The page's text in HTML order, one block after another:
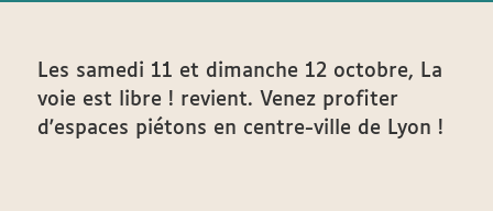
Les samedi 11 et dimanche 12 octobre, La
voie est libre ! revient. Venez profiter
d'espaces piétons en centre-ville de Lyon !